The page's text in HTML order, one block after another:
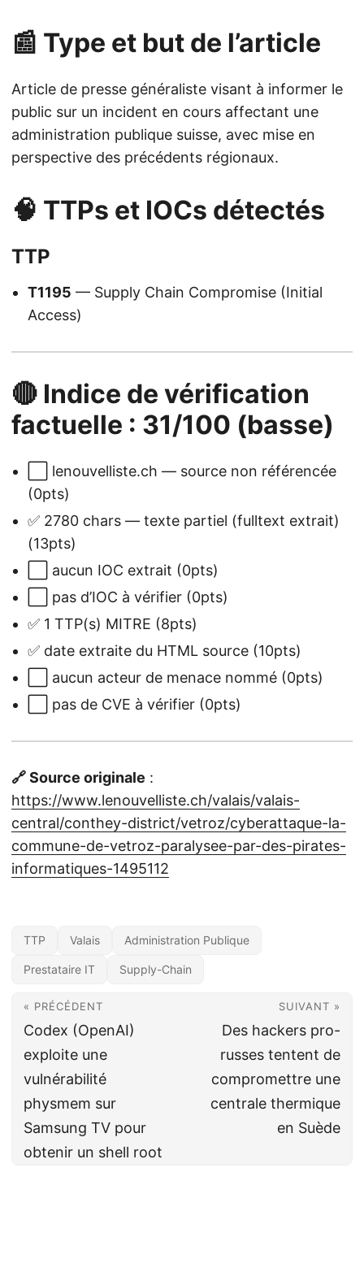
📰 Type et but de l’article
Article de presse généraliste visant à informer le
public sur un incident en cours affectant une
administration publique suisse, avec mise en
perspective des précédents régionaux.
🧠 TTPs et IOCs détectés
TTP
T1195 — Supply Chain Compromise (Initial
Access)
🔴 Indice de vérification
factuelle : 31/100 (basse)
⬜ lenouvelliste.ch — source non référencée
(0pts)
✅ 2780 chars — texte partiel (fulltext extrait)
(13pts)
⬜ aucun IOC extrait (0pts)
⬜ pas d’IOC à vérifier (0pts)
✅ 1 TTP(s) MITRE (8pts)
✅ date extraite du HTML source (10pts)
⬜ aucun acteur de menace nommé (0pts)
⬜ pas de CVE à vérifier (0pts)
🔗 Source originale :
https://www.lenouvelliste.ch/valais/valais-
central/conthey-district/vetroz/cyberattaque-la-
commune-de-vetroz-paralysee-par-des-pirates-
informatiques-1495112
TTP Valais Administration Publique
Prestataire IT Supply-Chain
« PRÉCÉDENT
Codex (OpenAI)
exploite une
vulnérabilité
physmem sur
Samsung TV pour
obtenir un shell root
SUIVANT »
Des hackers pro-
russes tentent de
compromettre une
centrale thermique
en Suède